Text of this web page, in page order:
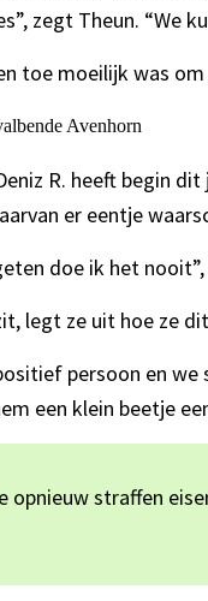
zegt Theun. “We
toe moeilijk was
R. heeft begin
er eentje
doe ik het
legt ze uit hoe ze
persoon en
een klein beetje
straffen